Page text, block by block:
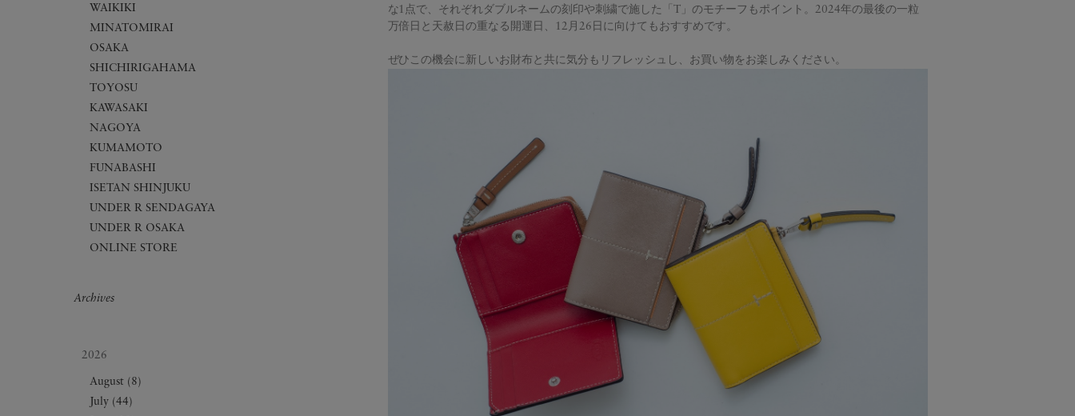
WAIKIKI
MINATOMIRAI
OSAKA
SHICHIRIGAHAMA
TOYOSU
KAWASAKI
NAGOYA
KUMAMOTO
FUNABASHI
ISETAN SHINJUKU
UNDER R SENDAGAYA
UNDER R OSAKA
ONLINE STORE
Archives
2026
August (8)
July (44)
な1点で、それぞれダブルネームの刻印や刺繍で施した「T」のモチーフもポイント。2024年の最後の一粒
万倍日と天赦日の重なる開運日、12月26日に向けてもおすすめです。
ぜひこの機会に新しいお財布と共に気分もリフレッシュし、お買い物をお楽しみください。